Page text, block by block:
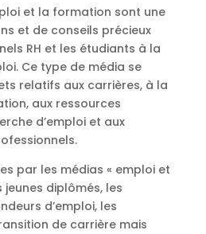
et la formation sont une
et de conseils précieux
RH et les étudiants à la
Ce type de média se
relatifs aux carrières, à la
aux ressources
d’emploi et aux
par les médias « emploi et
diplômés, les
d’emploi, les
de carrière mais